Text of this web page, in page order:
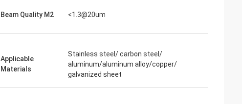
Beam Quality M2 <1.3@20um
Applicable
Materials
Stainless steel/ carbon steel/
aluminum/aluminum alloy/copper/
galvanized sheet